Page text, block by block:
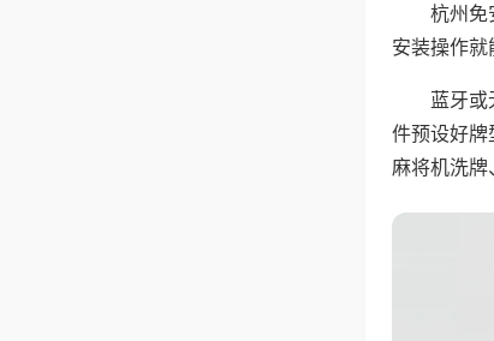
杭州免
安装操作就
蓝牙
件预设好牌
麻将机洗牌